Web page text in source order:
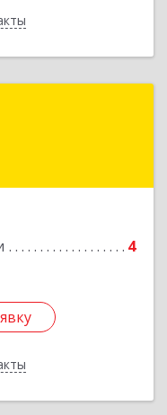
4
Тихорецкий р-н,
Подробнее